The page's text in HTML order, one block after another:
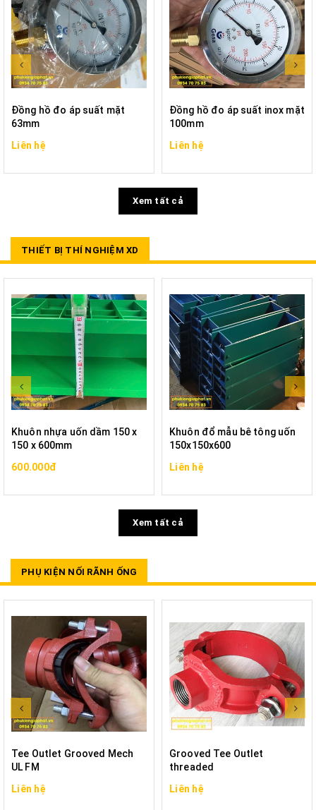
Đồng hồ đo áp suất mặt
63mm
Liên hệ
Đồng hồ đo áp suất inox mặt
100mm
Liên hệ
Xem tất cả
THIẾT BỊ THÍ NGHIỆM XD
Khuôn nhựa uốn dầm 150 x
150 x 600mm
600.000đ
Khuôn đổ mẫu bê tông uốn
150x150x600
Liên hệ
Xem tất cả
PHỤ KIỆN NỐI RÃNH ỐNG
Tee Outlet Grooved Mech
UL FM
Liên hệ
Grooved Tee Outlet
threaded
Liên hệ